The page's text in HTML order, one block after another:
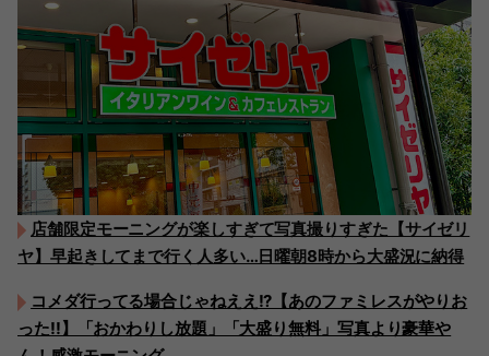
店舗限定モーニングが楽しすぎて写真撮りすぎた【サイゼリ
ヤ】早起きしてまで行く人多い…日曜朝8時から大盛況に納得
コメダ行ってる場合じゃねええ!?【あのファミレスがやりお
った!!】「おかわりし放題」「大盛り無料」写真より豪華や